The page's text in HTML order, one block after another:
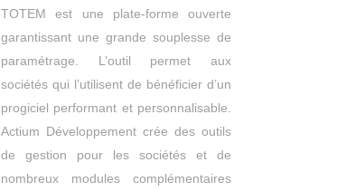
TOTEM est une plate-forme ouverte
garantissant une grande souplesse de
paramétrage. L’outil permet aux
sociétés qui l’utilisent de bénéficier d’un
progiciel performant et personnalisable.
Actium Développement crée des outils
de gestion pour les sociétés et de
nombreux modules complémentaires